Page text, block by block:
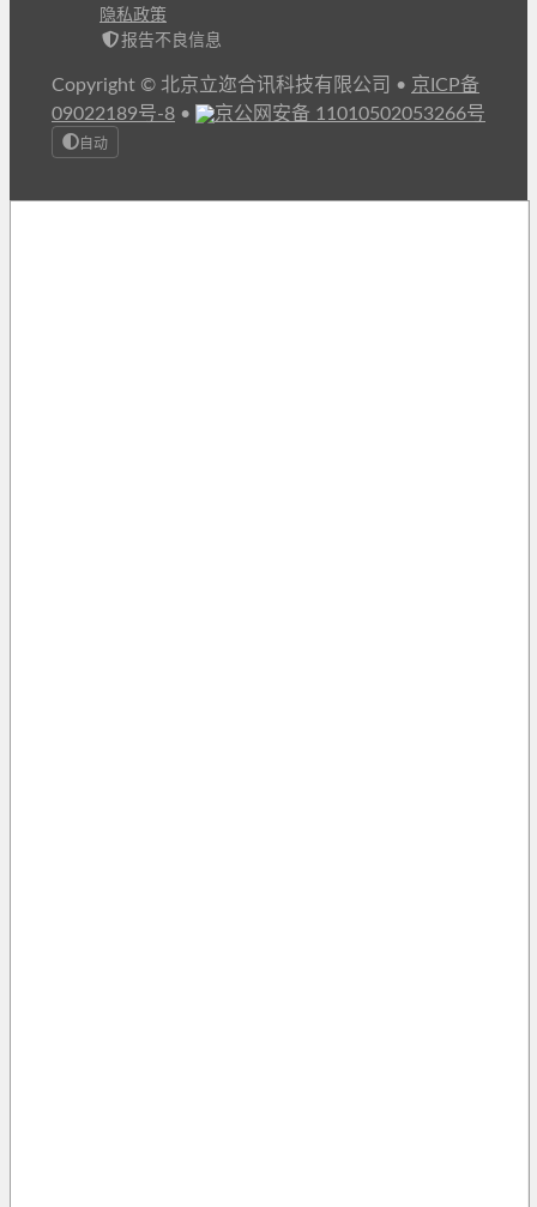
隐私政策
报告不良信息
Copyright © 北京立迩合讯科技有限公司 • 京ICP备
09022189号-8 • 京公网安备 11010502053266号
自动